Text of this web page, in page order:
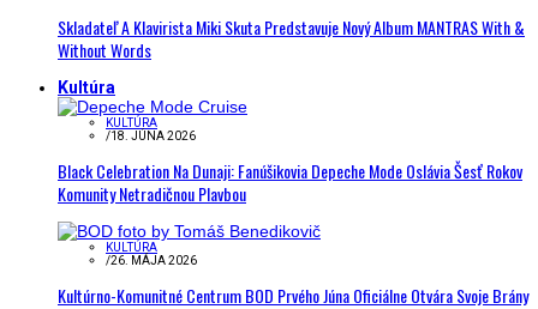
Skladateľ A Klavirista Miki Skuta Predstavuje Nový Album MANTRAS With &
Without Words
Kultúra
KULTÚRA
/18. JÚNA 2026
Black Celebration Na Dunaji: Fanúšikovia Depeche Mode Oslávia Šesť Rokov
Komunity Netradičnou Plavbou
KULTÚRA
/26. MÁJA 2026
Kultúrno-Komunitné Centrum BOD Prvého Júna Oficiálne Otvára Svoje Brány